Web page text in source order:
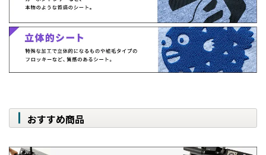
おすすめ商品